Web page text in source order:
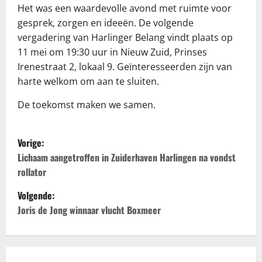
Het was een waardevolle avond met ruimte voor
gesprek, zorgen en ideeën. De volgende
vergadering van Harlinger Belang vindt plaats op
11 mei om 19:30 uur in Nieuw Zuid, Prinses
Irenestraat 2, lokaal 9. Geïnteresseerden zijn van
harte welkom om aan te sluiten.
De toekomst maken we samen.
B
e
r
i
c
Vorige:
Lichaam aangetroffen in Zuiderhaven Harlingen na vondst
rollator
Volgende:
Joris de Jong winnaar vlucht Boxmeer